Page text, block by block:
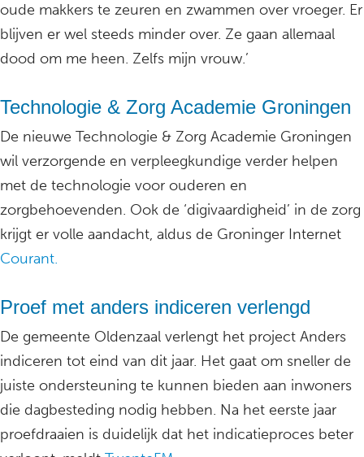
oude makkers te zeuren en zwammen over vroeger. Er
blijven er wel steeds minder over. Ze gaan allemaal
dood om me heen. Zelfs mijn vrouw.’
Technologie & Zorg Academie Groningen
De nieuwe Technologie & Zorg Academie Groningen
wil verzorgende en verpleegkundige verder helpen
met de technologie voor ouderen en
zorgbehoevenden. Ook de ‘digivaardigheid’ in de zorg
krijgt er volle aandacht, aldus de Groninger Internet
Courant.
Proef met anders indiceren verlengd
De gemeente Oldenzaal verlengt het project Anders
indiceren tot eind van dit jaar. Het gaat om sneller de
juiste ondersteuning te kunnen bieden aan inwoners
die dagbesteding nodig hebben. Na het eerste jaar
proefdraaien is duidelijk dat het indicatieproces beter